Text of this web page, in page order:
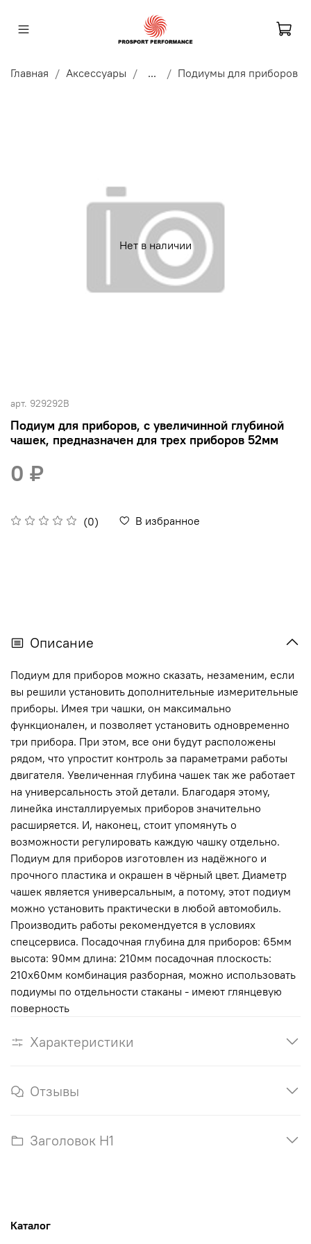
Главная Аксессуары ... Подиумы для приборов
Нет в наличии
арт. 929292B
Подиум для приборов, с увеличинной глубиной
чашек, предназначен для трех приборов 52мм
(0) В избранное
0 ₽
Описание
Подиум для приборов можно сказать, незаменим, если
вы решили установить дополнительные измерительные
приборы. Имея три чашки, он максимально
функционален, и позволяет установить одновременно
три прибора. При этом, все они будут расположены
рядом, что упростит контроль за параметрами работы
двигателя. Увеличенная глубина чашек так же работает
на универсальность этой детали. Благодаря этому,
линейка инсталлируемых приборов значительно
расширяется. И, наконец, стоит упомянуть о
возможности регулировать каждую чашку отдельно.
Подиум для приборов изготовлен из надёжного и
прочного пластика и окрашен в чёрный цвет. Диаметр
чашек является универсальным, а потому, этот подиум
можно установить практически в любой автомобиль.
Производить работы рекомендуется в условиях
спецсервиса. Посадочная глубина для приборов: 65мм
высота: 90мм длина: 210мм посадочная плоскость:
210х60мм комбинация разборная, можно использовать
подиумы по отдельности стаканы - имеют глянцевую
поверность
Характеристики
Отзывы
Заголовок H1
Каталог